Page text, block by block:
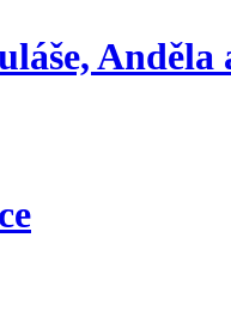
Anděla